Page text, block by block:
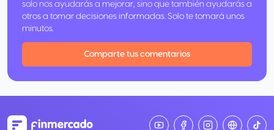
solo nos ayudarás a mejorar, sino que también ayudarás a
otros a tomar decisiones informadas. Solo te tomará unos
minutos.
Comparte tus comentarios